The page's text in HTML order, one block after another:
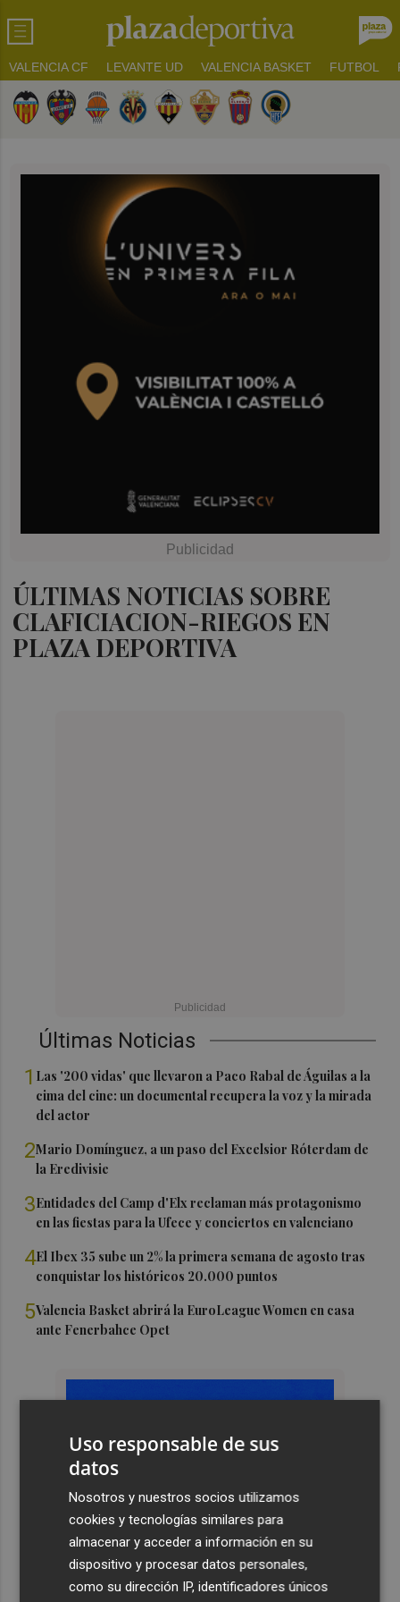
VALENCIA CF LEVANTE UD VALENCIA BASKET FUTBOL
ÚLTIMAS NOTICIAS SOBRE
CLAFICIACION-RIEGOS EN
PLAZA DEPORTIVA
Últimas Noticias
1 Las '200 vidas' que llevaron a Paco Rabal de Águilas a la
cima del cine: un documental recupera la voz y la mirada
del actor
2Mario Domínguez, a un paso del Excelsior Róterdam de
la Eredivisie
3Entidades del Camp d'Elx reclaman más protagonismo
en las fiestas para la Ufece y conciertos en valenciano
4El Ibex 35 sube un 2% la primera semana de agosto tras
conquistar los históricos 20.000 puntos
5Valencia Basket abrirá la EuroLeague Women en casa
ante Fenerbahce Opet
Uso responsable de sus
datos
Nosotros y nuestros socios utilizamos
cookies y tecnologías similares para
almacenar y acceder a información en su
dispositivo y procesar datos personales,
como su dirección IP, identificadores únicos